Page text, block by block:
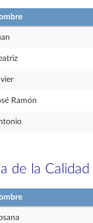
Ramón
de la Calidad